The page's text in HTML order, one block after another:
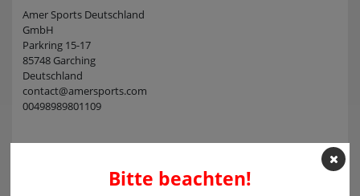
Amer Sports Deutschland
GmbH
Parkring 15-17
85748 Garching
Deutschland
contact@amersports.com
00498989801109
Kundenrezensionen
Bitte beachten!